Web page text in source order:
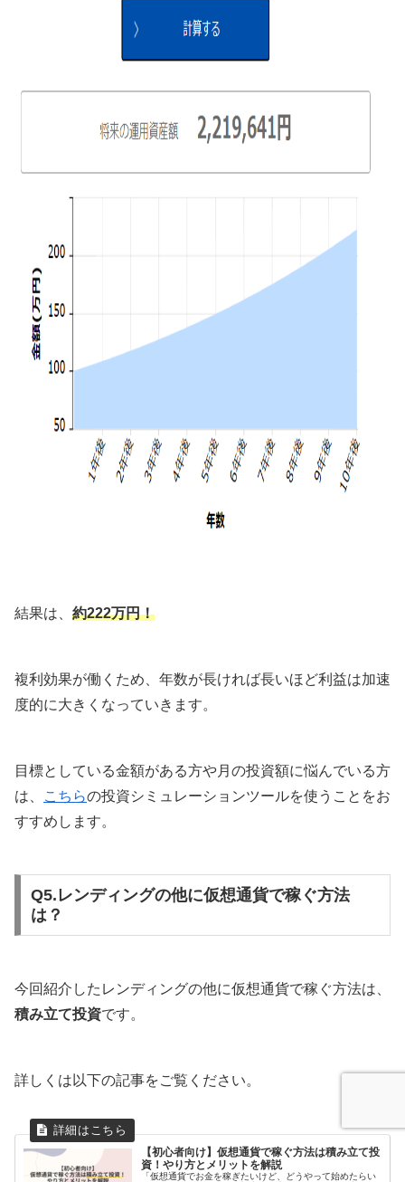
結果は、 約222万円！
複利効果が働くため、年数が長ければ長いほど利益は加速
度的に大きくなっていきます。
目標としている金額がある方や月の投資額に悩んでいる方
は、
こちらの投資シミュレーションツールを使うことをお
すすめします。
Q5.レンディングの他に仮想通貨で稼ぐ方法
は？
今回紹介したレンディングの他に仮想通貨で稼ぐ方法は、
積み立て投資です。
詳しくは以下の記事をご覧ください。
【初心者向け】仮想通貨で稼ぐ方法は積み立て投
資！やり方とメリットを解説
「仮想通貨でお金を稼ぎたいけど、どうやって始めたらい